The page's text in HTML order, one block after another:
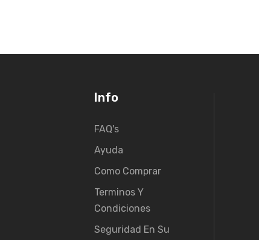
Info
FAQ's
Ayuda
Como Comprar
Terminos Y
Condiciones
Seguridad En Su